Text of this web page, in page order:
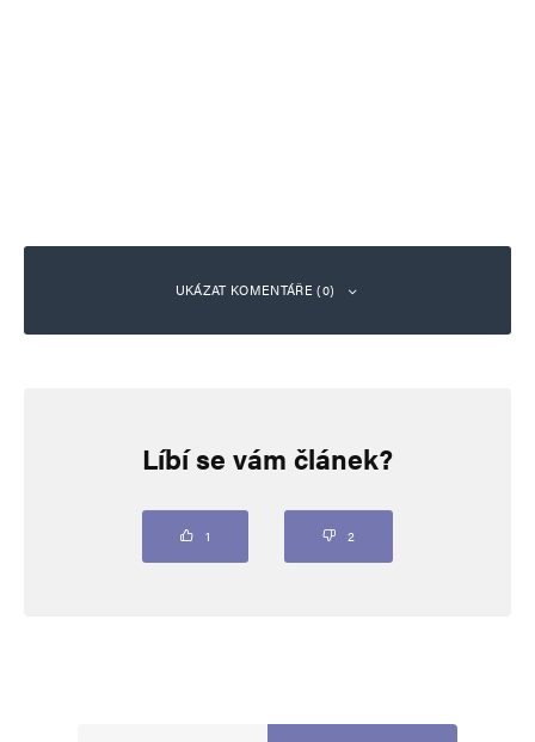
UKÁZAT KOMENTÁŘE (0)
Vaše e-mailová adresa nebude zveřejněna. Vyžadované informace jsou
Líbí se vám článek?
1 2